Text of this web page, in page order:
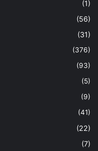
(1)
(56)
(31)
(376)
(93)
(5)
(9)
(41)
(22)
(7)